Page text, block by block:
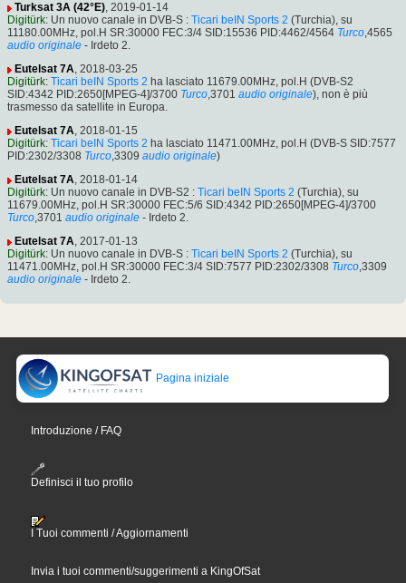
Turksat 3A (42°E), 2019-01-14
Digitürk: Un nuovo canale in DVB-S : Ticari beIN Sports 2 (Turchia), su
11180.00MHz, pol.H SR:30000 FEC:3/4 SID:15536 PID:4462/4564 Turco,4565
audio originale - Irdeto 2.
Eutelsat 7A, 2018-03-25
Digitürk: Ticari beIN Sports 2 ha lasciato 11679.00MHz, pol.H (DVB-S2
SID:4342 PID:2650[MPEG-4]/3700 Turco,3701 audio originale), non è più
trasmesso da satellite in Europa.
Eutelsat 7A, 2018-01-15
Digitürk: Ticari beIN Sports 2 ha lasciato 11471.00MHz, pol.H (DVB-S SID:7577
PID:2302/3308 Turco,3309 audio originale)
Eutelsat 7A, 2018-01-14
Digitürk: Un nuovo canale in DVB-S2 : Ticari beIN Sports 2 (Turchia), su
11679.00MHz, pol.H SR:30000 FEC:5/6 SID:4342 PID:2650[MPEG-4]/3700
Turco,3701 audio originale - Irdeto 2.
Eutelsat 7A, 2017-01-13
Digitürk: Un nuovo canale in DVB-S : Ticari beIN Sports 2 (Turchia), su
11471.00MHz, pol.H SR:30000 FEC:3/4 SID:7577 PID:2302/3308 Turco,3309
audio originale - Irdeto 2.
Pagina iniziale
Introduzione / FAQ
Definisci il tuo profilo
I Tuoi commenti / Aggiornamenti
Invia i tuoi commenti/suggerimenti a KingOfSat